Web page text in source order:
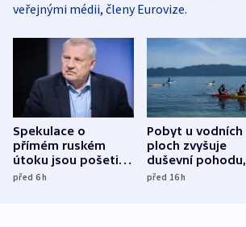
veřejnými médii, členy Eurovize.
Spekulace o
přímém ruském
útoku jsou pošetilé,
míní estonský
před 6h
Pobyt u vodních
ploch zvyšuje
duševní pohodu,
ukázala
před 16h